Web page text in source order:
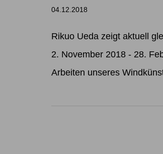
04.12.2018
Rikuo Ueda zeigt aktuell
2. November 2018 - 28.
Arbeiten unseres